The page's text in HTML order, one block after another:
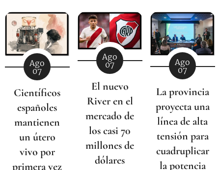
Ago
07
Científicos
españoles
mantienen
un útero
vivo por
primera vez
Ago
07
El nuevo
River en el
mercado de
los casi 70
millones de
dólares
Ago
07
La provincia
proyecta una
línea de alta
tensión para
cuadruplicar
la potencia